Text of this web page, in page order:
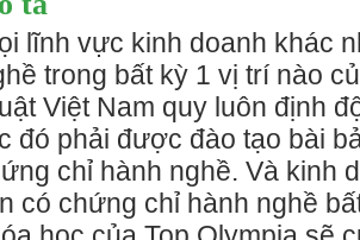
lĩnh vực kinh doanh khác
trong bất kỳ 1 vị trí nào
Việt Nam quy luôn định
đó phải được đào tạo bài
chỉ hành nghề. Và kinh
có chứng chỉ hành nghề